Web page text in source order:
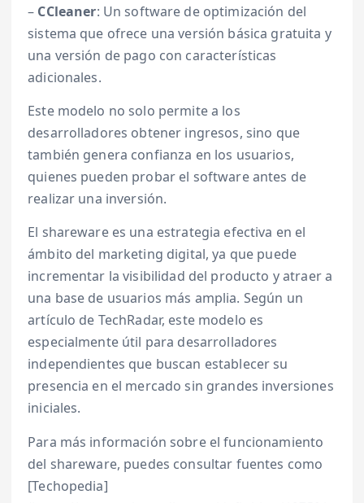
– CCleaner: Un software de optimización del
sistema que ofrece una versión básica gratuita y
una versión de pago con características
adicionales.
Este modelo no solo permite a los
desarrolladores obtener ingresos, sino que
también genera confianza en los usuarios,
quienes pueden probar el software antes de
realizar una inversión.
El shareware es una estrategia efectiva en el
ámbito del marketing digital, ya que puede
incrementar la visibilidad del producto y atraer a
una base de usuarios más amplia. Según un
artículo de TechRadar, este modelo es
especialmente útil para desarrolladores
independientes que buscan establecer su
presencia en el mercado sin grandes inversiones
iniciales.
Para más información sobre el funcionamiento
del shareware, puedes consultar fuentes como
[Techopedia]